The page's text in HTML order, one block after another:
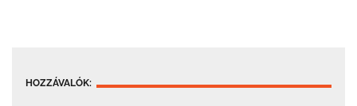
HOZZÁVALÓK: